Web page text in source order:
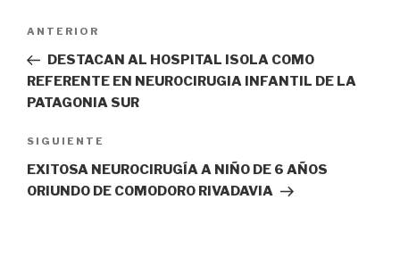
entradas
Entrada
anterior
ANTERIOR
DESTACAN AL HOSPITAL ISOLA COMO
REFERENTE EN NEUROCIRUGIA INFANTIL DE LA
PATAGONIA SUR
Siguiente
entrada
SIGUIENTE
EXITOSA NEUROCIRUGÍA A NIÑO DE 6 AÑOS
ORIUNDO DE COMODORO RIVADAVIA